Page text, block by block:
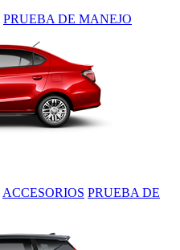
PRUEBA DE MANEJO
ACCESORIOS PRUEBA DE